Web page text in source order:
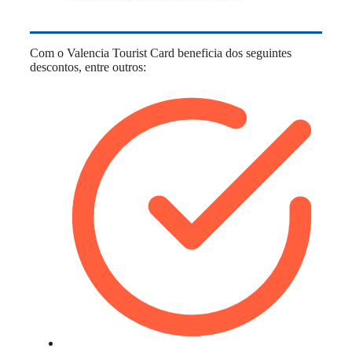
Com o Valencia Tourist Card beneficia dos seguintes
descontos, entre outros: